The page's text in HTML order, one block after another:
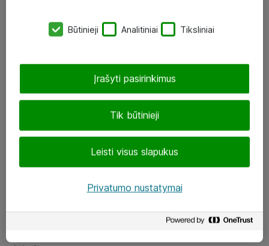
eShop@atea.lt
LinkedIn
Būtinieji Analitiniai Tiksliniai
Tik būtinieji
Leisti visus slapukus
Įrašyti pasirinkimus
Privatumo nustatymai